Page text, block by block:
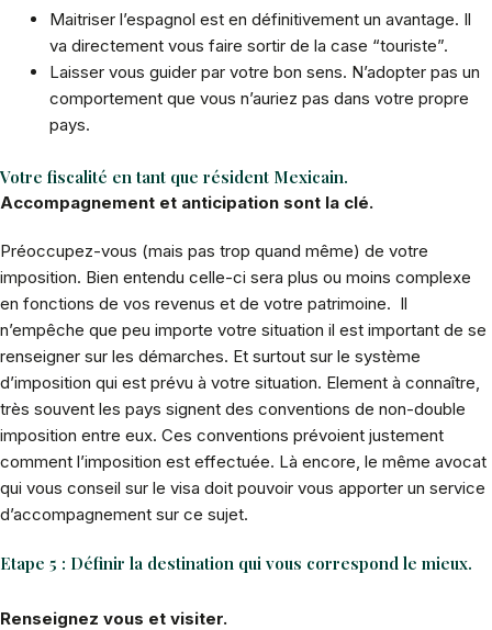
Maitriser l’espagnol est en définitivement un avantage. Il
va directement vous faire sortir de la case “touriste”.
Laisser vous guider par votre bon sens. N’adopter pas un
comportement que vous n’auriez pas dans votre propre
pays.
Votre fiscalité en tant que résident Mexicain.
Accompagnement et anticipation sont la clé.
Préoccupez-vous (mais pas trop quand même) de votre
imposition. Bien entendu celle-ci sera plus ou moins complexe
en fonctions de vos revenus et de votre patrimoine. Il
n’empêche que peu importe votre situation il est important de se
renseigner sur les démarches. Et surtout sur le système
d’imposition qui est prévu à votre situation. Element à connaître,
très souvent les pays signent des conventions de non-double
imposition entre eux. Ces conventions prévoient justement
comment l’imposition est effectuée. Là encore, le même avocat
qui vous conseil sur le visa doit pouvoir vous apporter un service
d’accompagnement sur ce sujet.
Etape 5 : Définir la destination qui vous correspond le mieux.
Renseignez vous et visiter.